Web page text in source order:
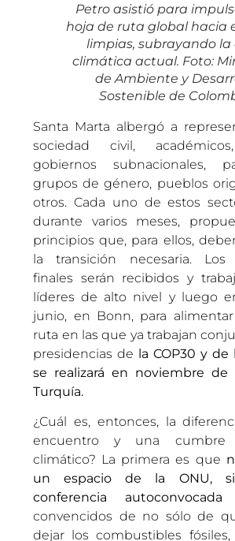
Petro asistió para
hoja de ruta global hacia
limpias, subrayando la
climática actual. Foto:
de Ambiente y
Sostenible de
Santa Marta albergó a
sociedad civil,
gobiernos subnacionales,
grupos de género, pueblos
otros. Cada uno de estos
durante varios meses,
principios que, para ellos,
la transición necesaria. Los
finales serán recibidos y
líderes de alto nivel y luego
junio, en Bonn, para
ruta en las que ya trabajan
presidencias de la COP30 y de
se realizará en noviembre de
Turquía.
¿Cuál es, entonces, la
encuentro y una cumbre
climático? La primera es que
un espacio de la ONU,
conferencia autoconvocada
convencidos de no sólo de
dejar los combustibles